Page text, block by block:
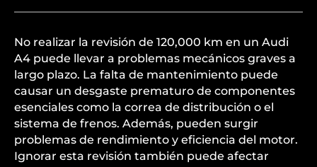
No realizar la revisión de 120,000 km en un Audi
A4 puede llevar a problemas mecánicos graves a
largo plazo. La falta de mantenimiento puede
causar un desgaste prematuro de componentes
esenciales como la correa de distribución o el
sistema de frenos. Además, pueden surgir
problemas de rendimiento y eficiencia del motor.
Ignorar esta revisión también puede afectar